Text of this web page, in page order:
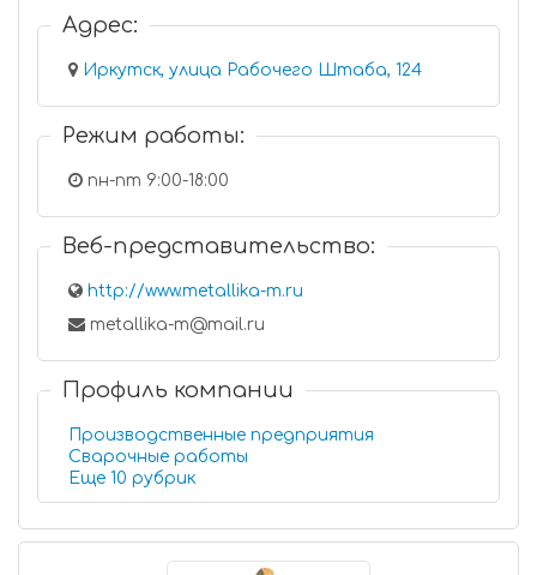
Адрес:
Иркутск, улица Рабочего Штаба, 124
Режим работы:
пн-пт 9:00-18:00
Веб-представительство:
http://www.metallika-m.ru
metallika-m@mail.ru
Профиль компании
Производственные предприятия
Сварочные работы
Еще 10 рубрик